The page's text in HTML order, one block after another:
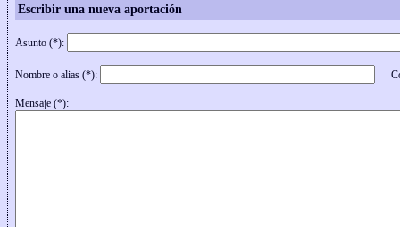
Escribir una nueva aportación
Asunto (*):
Nombre o alias (*):
Mensaje (*):